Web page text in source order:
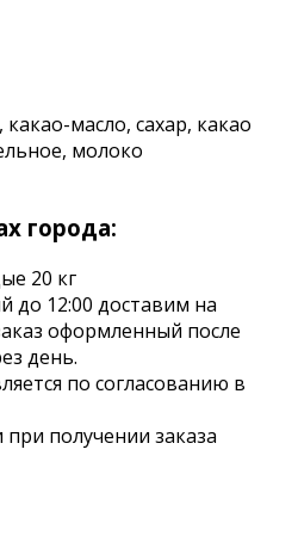
масло, сахар, какао
молоко
города:
20 кг
до 12:00 доставим на
оформленный после
день.
по согласованию в
получении заказа